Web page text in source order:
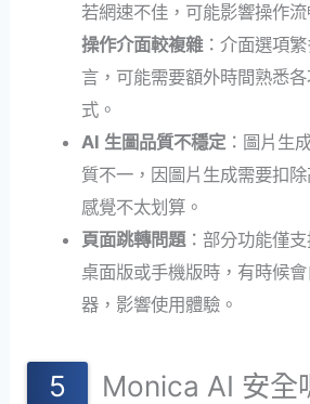
若網速不佳，可能影響操作流
操作介面較複雜：介面選項
言，可能需要額外時間熟悉
式。
AI 生圖品質不穩定：圖片生
質不一，因圖片生成需要扣除
感覺不太划算。
頁面跳轉問題：部分功能僅
桌面版或手機版時，有時候
器，影響使用體驗。
Monica AI 安全